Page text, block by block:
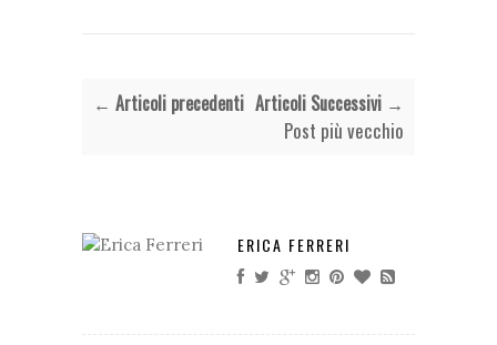
← Articoli precedenti Articoli Successivi →
Post più vecchio
ERICA FERRERI